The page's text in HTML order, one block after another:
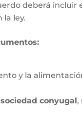
deberá incluir
la ley.
y la
sociedad conyugal,